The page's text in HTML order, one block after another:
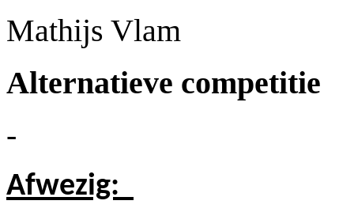
Mathijs Vlam
Alternatieve competitie
-
Afwezig: